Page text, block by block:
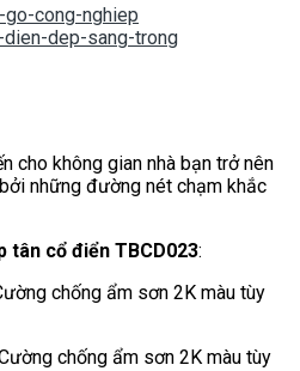
cho không gian nhà bạn trở nên
những đường nét chạm khắc
tân cổ điển TBCD023:
chống ẩm sơn 2K màu tùy
chống ẩm sơn 2K màu tùy